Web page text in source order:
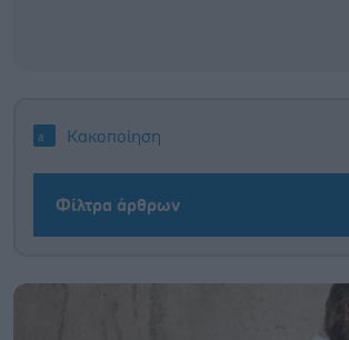
Κακοποίηση
Φίλτρα άρθρων